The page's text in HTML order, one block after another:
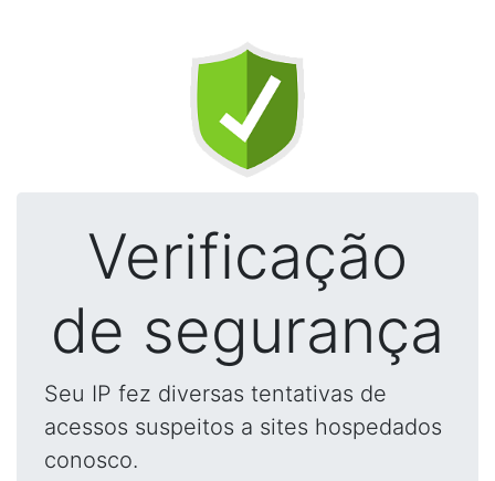
Verificação
de segurança
Seu IP fez diversas tentativas de
acessos suspeitos a sites hospedados
conosco.